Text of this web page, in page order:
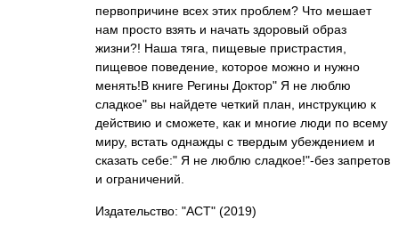
первопричине всех этих проблем? Что мешает
нам просто взять и начать здоровый образ
жизни?! Наша тяга, пищевые пристрастия,
пищевое поведение, которое можно и нужно
менять!В книге Регины Доктор" Я не люблю
сладкое" вы найдете четкий план, инструкцию к
действию и сможете, как и многие люди по всему
миру, встать однажды с твердым убеждением и
сказать себе:" Я не люблю сладкое!"-без запретов
и ограничений.
Издательство: "АСТ" (2019)